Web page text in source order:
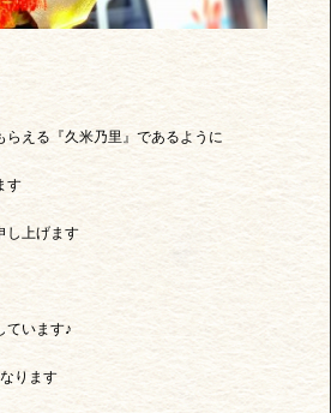
らえる『久米乃里』であるように
す
し上げます
ています♪
ります